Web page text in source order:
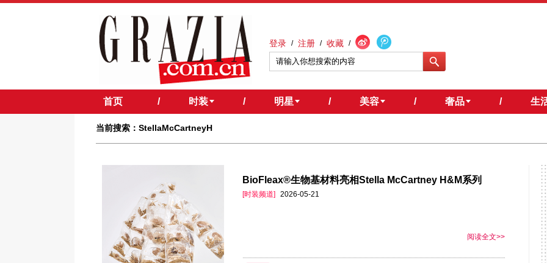
登录 / 注册 / 收藏 /
首页 / 时装 / 明星 / 美容 / 奢品 / 生
当前搜索：StellaMcCartneyH
BioFleax®生物基材料亮相Stella McCartney H&M系列
[时装频道] 2026-05-21
阅读全文>>